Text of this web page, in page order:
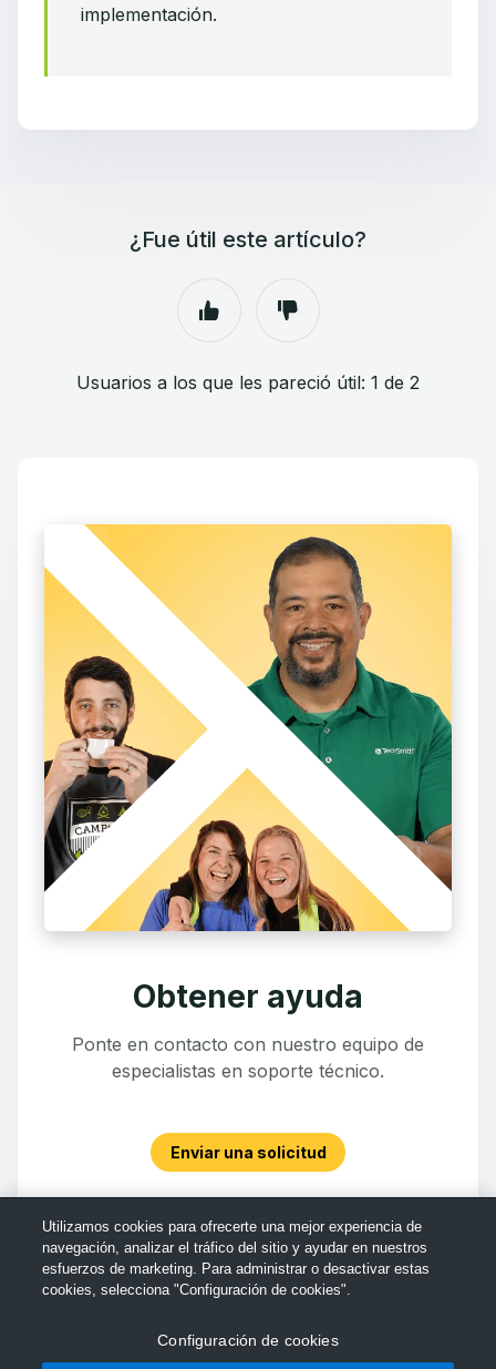
implementación.
¿Fue útil este artículo?
Usuarios a los que les pareció útil: 1 de 2
Obtener ayuda
Ponte en contacto con nuestro equipo de
especialistas en soporte técnico.
Enviar una solicitud
Utilizamos cookies para ofrecerte una mejor experiencia de
navegación, analizar el tráfico del sitio y ayudar en nuestros
esfuerzos de marketing. Para administrar o desactivar estas
cookies, selecciona "Configuración de cookies".
Configuración de cookies